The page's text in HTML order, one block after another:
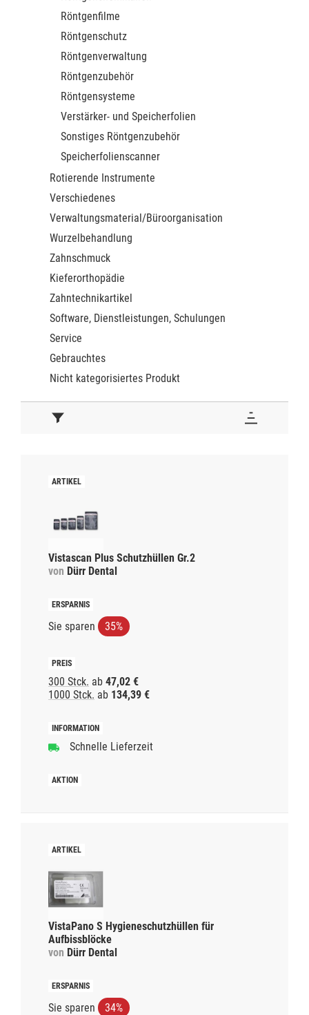
Röntgenfilme
Röntgenschutz
Röntgenverwaltung
Röntgenzubehör
Röntgensysteme
Verstärker- und Speicherfolien
Sonstiges Röntgenzubehör
Speicherfolienscanner
Rotierende Instrumente
Verschiedenes
Verwaltungsmaterial/Büroorganisation
Wurzelbehandlung
Zahnschmuck
Kieferorthopädie
Zahntechnikartikel
Software, Dienstleistungen, Schulungen
Service
Gebrauchtes
Nicht kategorisiertes Produkt
Vistascan Plus Schutzhüllen Gr.2
von Dürr Dental
Sie sparen 35%
300 Stck. ab 47,02 €
1000 Stck. ab 134,39 €
Schnelle Lieferzeit
VistaPano S Hygieneschutzhüllen für
Aufbissblöcke
von Dürr Dental
Sie sparen 34%